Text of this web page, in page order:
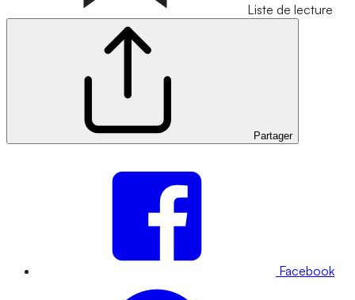
Liste de lecture
Partager
Facebook